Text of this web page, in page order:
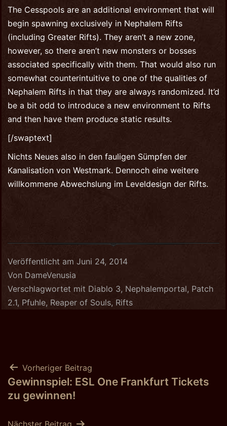
The Cesspools are an additional environment that will
begin spawning exclusively in Nephalem Rifts
(including Greater Rifts). They aren’t a new zone,
however, so there aren’t new monsters or bosses
associated specifically with them. That would also run
somewhat counterintuitive to one of the qualities of
Nephalem Rifts in that they are always randomized. It’d
be a bit odd to introduce a new environment to Rifts
and then have them produce static results.
[/swaptext]
Nichts Neues also in den fauligen Sümpfen der
Kanalisation von Westmark. Dennoch eine weitere
willkommene Abwechslung im Leveldesign der Rifts.
Veröffentlicht am Juni 24, 2014
Von DameVenusia
Verschlagwortet mit Diablo 3, Nephalemportal, Patch
2.1, Pfuhle, Reaper of Souls, Rifts
Beitragsnavigation
Vorheriger Beitrag
Gewinnspiel: ESL One Frankfurt Tickets
zu gewinnen!
Nächster Beitrag